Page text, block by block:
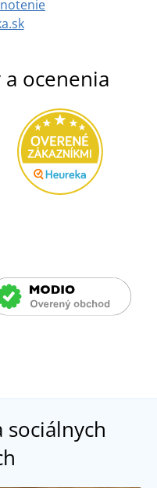
ocenenia
sociálnych